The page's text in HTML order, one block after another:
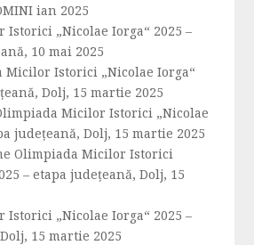
ian 2025
„Nicolae Iorga“ 2025 –
10 mai 2025
Micilor Istorici „Nicolae Iorga“
Dolj, 15 martie 2025
Micilor Istorici „Nicolae
județeană, Dolj, 15 martie 2025
Olimpiada Micilor Istorici
– etapa județeană, Dolj, 15
„Nicolae Iorga“ 2025 –
15 martie 2025